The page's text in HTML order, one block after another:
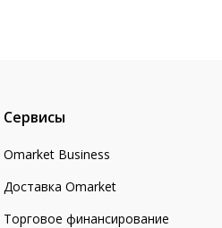
Сервисы
Omarket Business
Доставка Omarket
Торговое финансирование